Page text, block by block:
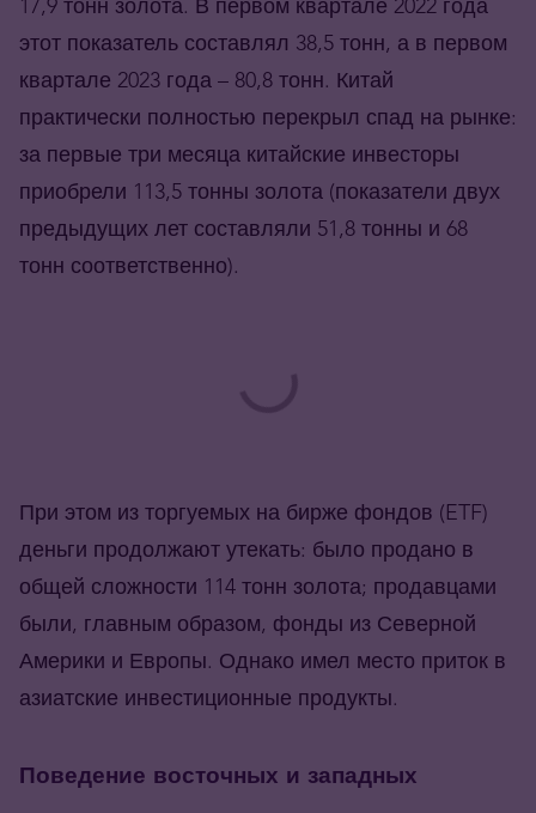
этот показатель составлял 38,5 тонн, а в первом
квартале 2023 года – 80,8 тонн. Китай
практически полностью перекрыл спад на рынке:
за первые три месяца китайские инвесторы
приобрели 113,5 тонны золота (показатели двух
предыдущих лет составляли 51,8 тонны и 68
тонн соответственно).
При этом из торгуемых на бирже фондов (ETF)
деньги продолжают утекать: было продано в
общей сложности 114 тонн золота; продавцами
были, главным образом, фонды из Северной
Америки и Европы. Однако имел место приток в
азиатские инвестиционные продукты.
Поведение восточных и западных